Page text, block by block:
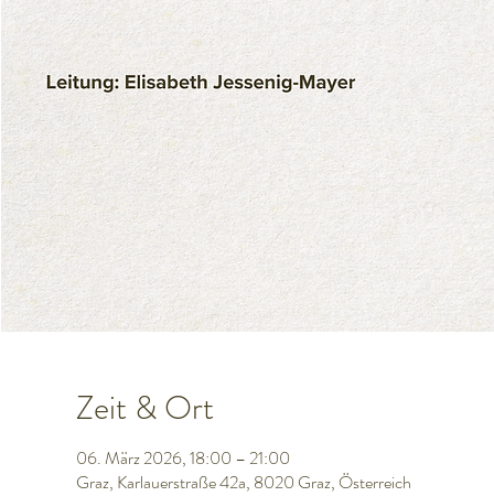
Zeit & Ort
06. März 2026, 18:00 – 21:00
Graz, Karlauerstraße 42a, 8020 Graz, Österreich